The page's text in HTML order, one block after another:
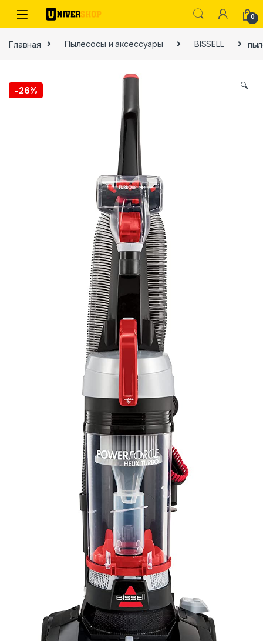
Skip to navigation
Skip to content
0
Главная Пылесосы и аксессуары BISSELL
-26% 🔍